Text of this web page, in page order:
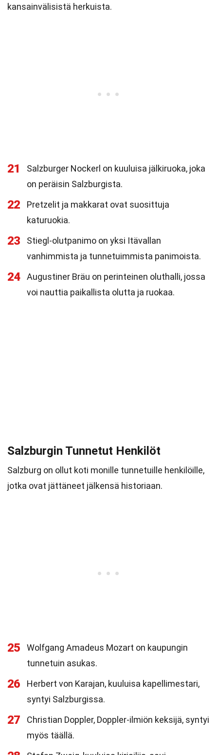
kansainvälisistä herkuista.
21
Salzburger Nockerl on kuuluisa jälkiruoka, joka
on peräisin Salzburgista.
22
Pretzelit ja makkarat ovat suosittuja
katuruokia.
23
Stiegl-olutpanimo on yksi Itävallan
vanhimmista ja tunnetuimmista panimoista.
24
Augustiner Bräu on perinteinen oluthalli, jossa
voi nauttia paikallista olutta ja ruokaa.
Salzburgin Tunnetut Henkilöt
Salzburg on ollut koti monille tunnetuille henkilöille,
jotka ovat jättäneet jälkensä historiaan.
25
Wolfgang Amadeus Mozart on kaupungin
tunnetuin asukas.
26
Herbert von Karajan, kuuluisa kapellimestari,
syntyi Salzburgissa.
27
Christian Doppler, Doppler-ilmiön keksijä, syntyi
myös täällä.